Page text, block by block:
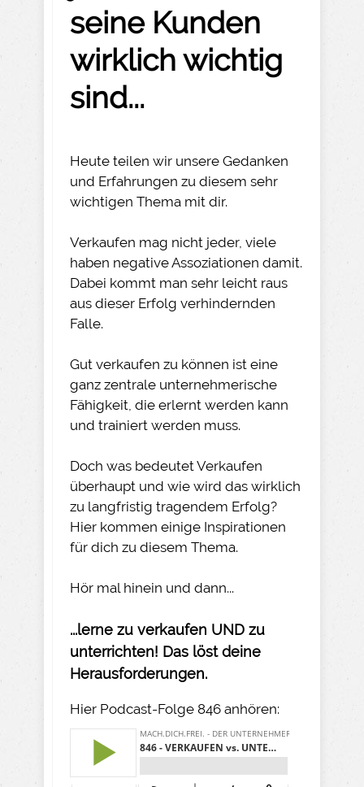
seine Kunden
wirklich wichtig
sind...
Heute teilen wir unsere Gedanken
und Erfahrungen zu diesem sehr
wichtigen Thema mit dir.
Verkaufen mag nicht jeder, viele
haben negative Assoziationen damit.
Dabei kommt man sehr leicht raus
aus dieser Erfolg verhindernden
Falle.
Gut verkaufen zu können ist eine
ganz zentrale unternehmerische
Fähigkeit, die erlernt werden kann
und trainiert werden muss.
Doch was bedeutet Verkaufen
überhaupt und wie wird das wirklich
zu langfristig tragendem Erfolg?
Hier kommen einige Inspirationen
für dich zu diesem Thema.
Hör mal hinein und dann...
...lerne zu verkaufen UND zu
unterrichten! Das löst deine
Herausforderungen.
Hier Podcast-Folge 846 anhören: